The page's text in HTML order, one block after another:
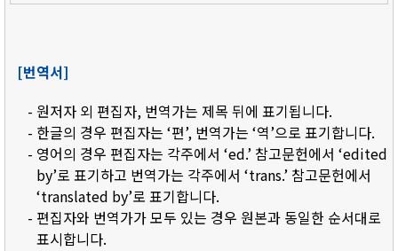
[번역서]
- 원저자 외 편집자, 번역가는 제목 뒤에 표기됩니다.
- 한글의 경우 편집자는 ‘편’, 번역가는 ‘역’으로 표기합니다.
- 영어의 경우 편집자는 각주에서 ‘ed.’ 참고문헌에서 ‘edited
by’로 표기하고 번역가는 각주에서 ‘trans.’ 참고문헌에서
‘translated by’로 표기합니다.
- 편집자와 번역가가 모두 있는 경우 원본과 동일한 순서대로
표시합니다.